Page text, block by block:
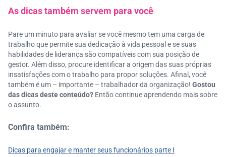
As dicas também servem para você
Pare um minuto para avaliar se você mesmo tem uma carga de
trabalho que permite sua dedicação à vida pessoal e se suas
habilidades de liderança são compatíveis com sua posição de
gestor. Além disso, procure identificar a origem das suas próprias
insatisfações com o trabalho para propor soluções. Afinal, você
também é um – importante – trabalhador da organização! Gostou
das dicas deste conteúdo? Então continue aprendendo mais sobre
o assunto.
Confira também:
Dicas para engajar e manter seus funcionários parte I